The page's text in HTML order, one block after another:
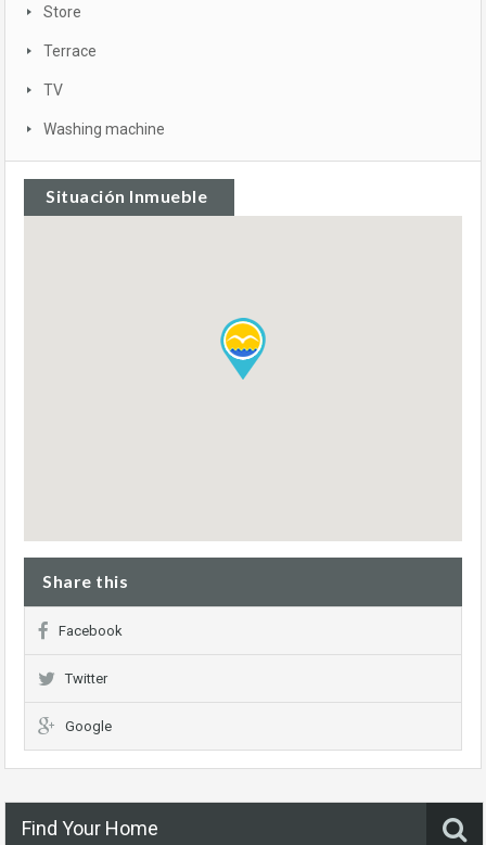
Store
Terrace
TV
Washing machine
Situación Inmueble
Share this
Facebook
Twitter
Google
Find Your Home